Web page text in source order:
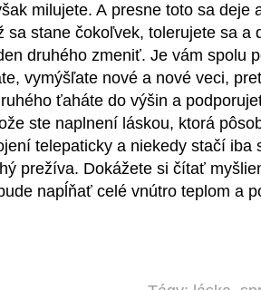
milujete. A presne toto sa deje
sa stane čokoľvek, tolerujete sa a
druhého zmeniť. Je vám spolu
vymýšľate nové a nové veci,
ťaháte do výšin a
ste naplnení láskou, ktorá
telepaticky a niekedy stačí iba
prežíva. Dokážete si čítať
napĺňať celé vnútro teplom a